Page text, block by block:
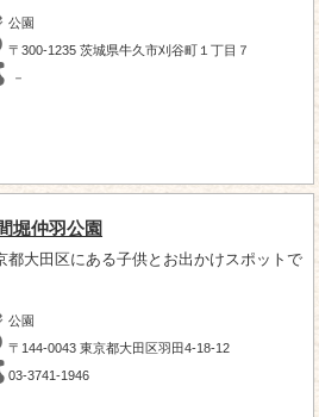
公園
〒300-1235 茨城県牛久市刈谷町１丁目７
－
堀仲羽公園
都大田区にある子供とお出かけスポットで
公園
〒144-0043 東京都大田区羽田4-18-12
03-3741-1946